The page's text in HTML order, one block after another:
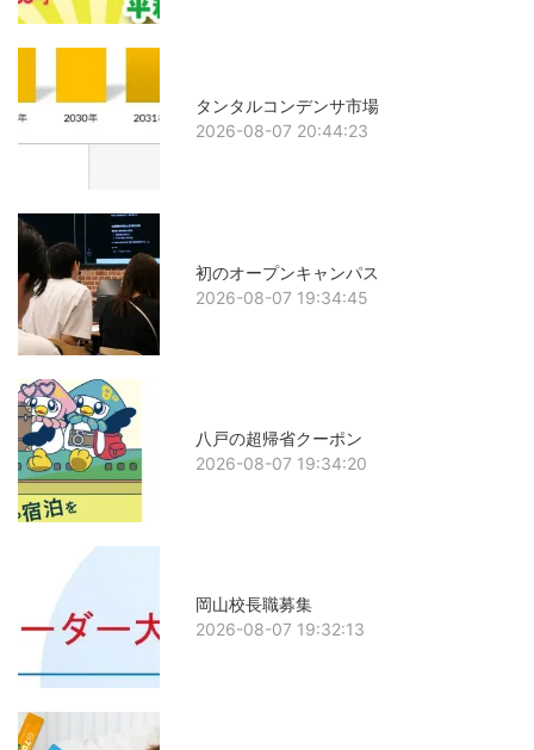
タンタルコンデンサ市場
2026-08-07 20:44:23
初のオープンキャンパス
2026-08-07 19:34:45
八戸の超帰省クーポン
2026-08-07 19:34:20
岡山校長職募集
2026-08-07 19:32:13